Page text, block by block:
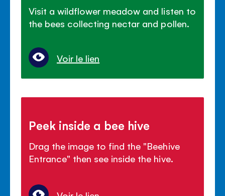
Visit a wildflower meadow and listen to
the bees collecting nectar and pollen.
Voir le lien
Peek inside a bee hive
Drag the image to find the "Beehive
Entrance" then see inside the hive.